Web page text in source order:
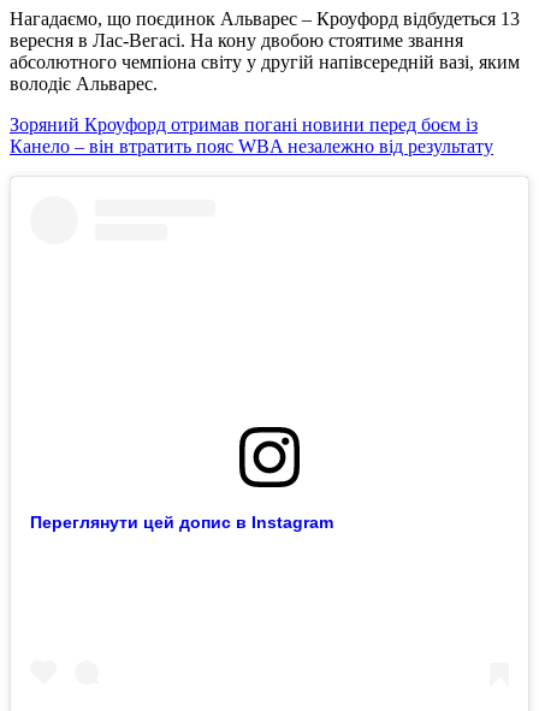
Нагадаємо, що поєдинок Альварес – Кроуфорд відбудеться 13
вересня в Лас-Вегасі. На кону двобою стоятиме звання
абсолютного чемпіона світу у другій напівсередній вазі, яким
володіє Альварес.
Зоряний Кроуфорд отримав погані новини перед боєм із
Канело – він втратить пояс WBA незалежно від результату
Переглянути цей допис в Instagram